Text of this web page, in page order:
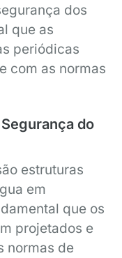
dos
que as
periódicas
com as normas
do
estruturas
em
que os
projetados e
normas de